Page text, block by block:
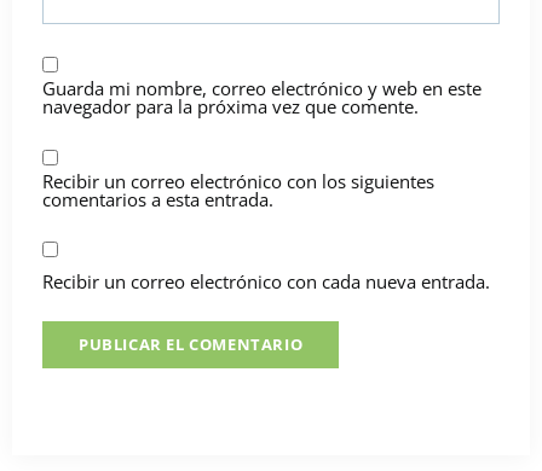
Guarda mi nombre, correo electrónico y web en este
navegador para la próxima vez que comente.
Recibir un correo electrónico con los siguientes
comentarios a esta entrada.
Recibir un correo electrónico con cada nueva entrada.